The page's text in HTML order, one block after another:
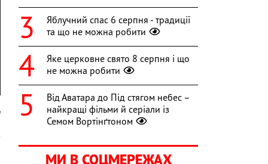
Яблучний спас 6 серпня - традиції
та що не можна робити
Яке церковне свято 8 серпня і що
не можна робити
Від Аватара до Під стягом небес –
найкращі фільми й серіали із
Семом Вортінґтоном
МИ В СОЦМЕРЕЖАХ